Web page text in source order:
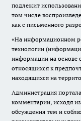
подлежит
том числе
как с письменного
«На информационном
технологии
информации на основе
относящихся к
находящихся на
Администрация
комментарии, исходя
обсуждения тем и